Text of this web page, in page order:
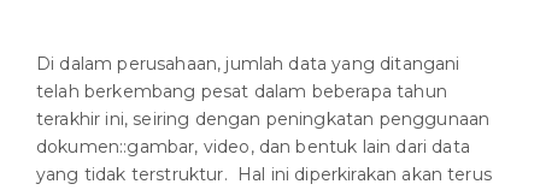
Di dalam perusahaan, jumlah data yang ditangani
telah berkembang pesat dalam beberapa tahun
terakhir ini, seiring dengan peningkatan penggunaan
dokumen::gambar, video, dan bentuk lain dari data
yang tidak terstruktur. Hal ini diperkirakan akan terus